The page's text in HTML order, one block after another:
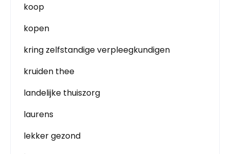
koop
kopen
kring zelfstandige verpleegkundigen
kruiden thee
landelijke thuiszorg
laurens
lekker gezond